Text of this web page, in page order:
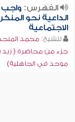
الفهرس: واجب
الداعية نحو
الاجتماعية
للشيخ: محمد
جزء من محاضرة ( زيد
موحد في الجاهلية)